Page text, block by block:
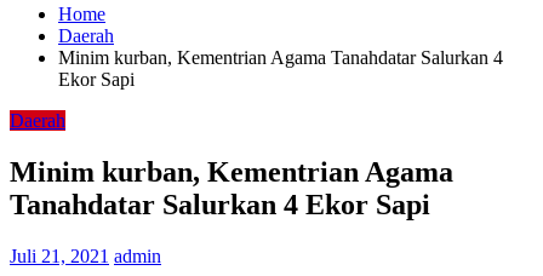
Home
Daerah
Minim kurban, Kementrian Agama Tanahdatar Salurkan 4
Ekor Sapi
Daerah
Minim kurban, Kementrian Agama
Tanahdatar Salurkan 4 Ekor Sapi
Juli 21, 2021 admin